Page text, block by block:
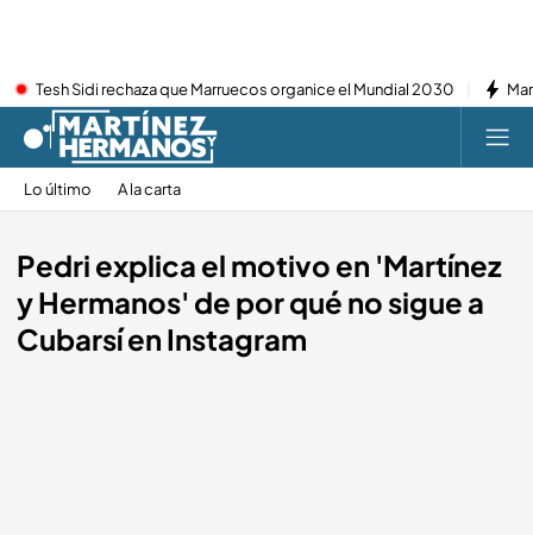
Tesh Sidi rechaza que Marruecos organice el Mundial 2030
Lo último A la carta
Pedri explica el motivo en 'Martínez
y Hermanos' de por qué no sigue a
Cubarsí en Instagram